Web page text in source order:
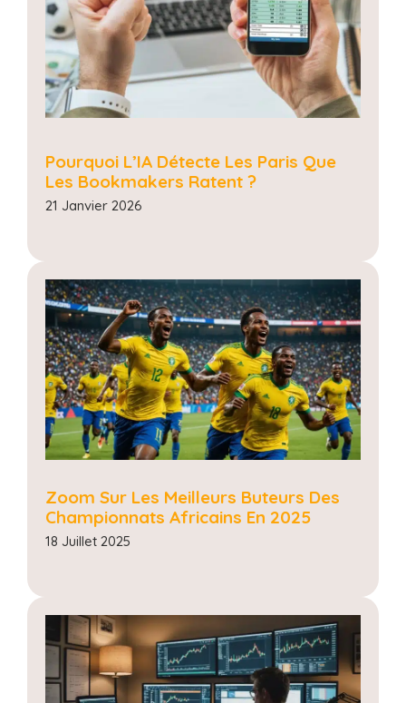
Pourquoi L’IA Détecte Les Paris Que
Les Bookmakers Ratent ?
21 Janvier 2026
Zoom Sur Les Meilleurs Buteurs Des
Championnats Africains En 2025
18 Juillet 2025